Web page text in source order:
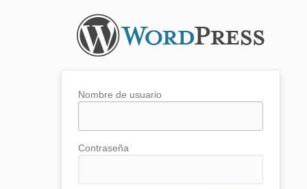
Nombre de usuario
Contraseña